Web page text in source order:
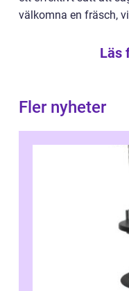
välkomna en fräsch,
Läs
Fler nyheter